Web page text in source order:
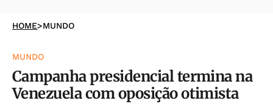
HOME>MUNDO
MUNDO
Campanha presidencial termina na
Venezuela com oposição otimista